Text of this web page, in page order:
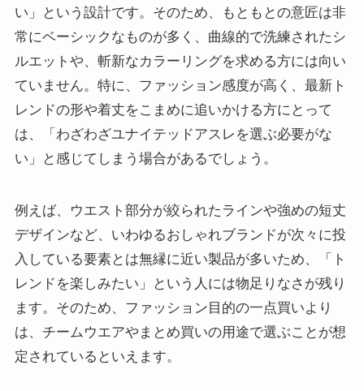
い」という設計です。そのため、もともとの意匠は非
常にベーシックなものが多く、曲線的で洗練されたシ
ルエットや、斬新なカラーリングを求める方には向い
ていません。特に、ファッション感度が高く、最新ト
レンドの形や着丈をこまめに追いかける方にとって
は、「わざわざユナイテッドアスレを選ぶ必要がな
い」と感じてしまう場合があるでしょう。
例えば、ウエスト部分が絞られたラインや強めの短丈
デザインなど、いわゆるおしゃれブランドが次々に投
入している要素とは無縁に近い製品が多いため、「ト
レンドを楽しみたい」という人には物足りなさが残り
ます。そのため、ファッション目的の一点買いより
は、チームウエアやまとめ買いの用途で選ぶことが想
定されているといえます。